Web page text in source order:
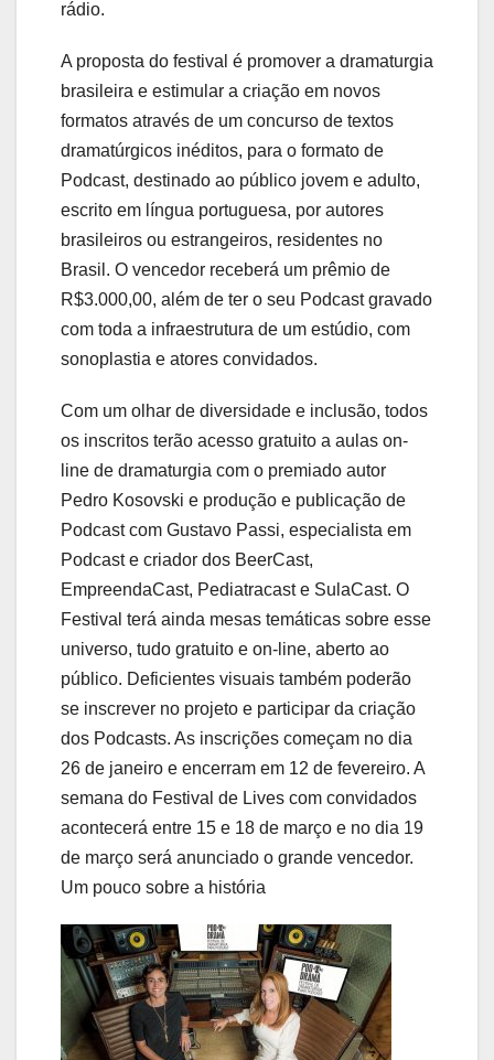
rádio.
A proposta do festival é promover a dramaturgia
brasileira e estimular a criação em novos
formatos através de um concurso de textos
dramatúrgicos inéditos, para o formato de
Podcast, destinado ao público jovem e adulto,
escrito em língua portuguesa, por autores
brasileiros ou estrangeiros, residentes no
Brasil. O vencedor receberá um prêmio de
R$3.000,00, além de ter o seu Podcast gravado
com toda a infraestrutura de um estúdio, com
sonoplastia e atores convidados.
Com um olhar de diversidade e inclusão, todos
os inscritos terão acesso gratuito a aulas on-
line de dramaturgia com o premiado autor
Pedro Kosovski e produção e publicação de
Podcast com Gustavo Passi, especialista em
Podcast e criador dos BeerCast,
EmpreendaCast, Pediatracast e SulaCast. O
Festival terá ainda mesas temáticas sobre esse
universo, tudo gratuito e on-line, aberto ao
público. Deficientes visuais também poderão
se inscrever no projeto e participar da criação
dos Podcasts. As inscrições começam no dia
26 de janeiro e encerram em 12 de fevereiro. A
semana do Festival de Lives com convidados
acontecerá entre 15 e 18 de março e no dia 19
de março será anunciado o grande vencedor.
Um pouco sobre a história